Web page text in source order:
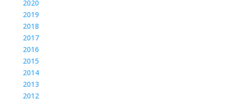
2020
2019
2018
2017
2016
2015
2014
2013
2012